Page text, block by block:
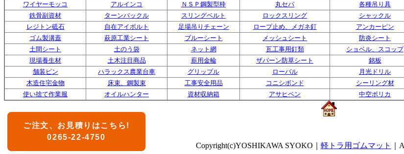
ご注文、お見積りはこちら!
0265-22-4750
ワイヤーモッコ
アルインコ ＮＳＰ鋼製型枠 丸セパ 各種吊り具
鉄骨副資材
ターンバックル スリングベルト ロックスリング シャックル
レジトン砥石
自在アイボルト 足場吊りチェーン ロープ止め、メガネ釘 アンカーピン
ゴム製溝蓋
萩原工業シート ブルーシート メッシュシート 防炎シート
土間シート
土のう袋 ネット網 瓦工事用釘類 ショベル、スコップ
現場養生材
土木注目商品 薪用金輪 ザバーン防草シート 銘板
舗装ピン
ハラックス農業台車 グリップル ローバル 月光ドリル
木造住宅金物
床束、鋼製束 工事安全用品 コニシボンド シーリング材
使い捨て作業服
オイルハンター 資材収納箱 アサヒペン 中空ポリカ
Copyright(c)YOSHIKAWA SYOKO｜ 軽トラ用ゴムマット ｜